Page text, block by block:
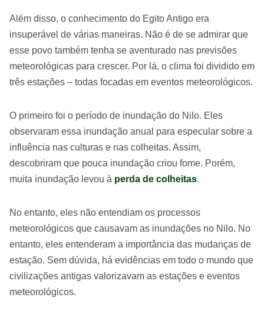
Além disso, o conhecimento do Egito Antigo era
insuperável de várias maneiras. Não é de se admirar que
esse povo também tenha se aventurado nas previsões
meteorológicas para crescer. Por lá, o clima foi dividido em
três estações – todas focadas em eventos meteorológicos.
O primeiro foi o período de inundação do Nilo. Eles
observaram essa inundação anual para especular sobre a
influência nas culturas e nas colheitas. Assim,
descobriram que pouca inundação criou fome. Porém,
muita inundação levou à perda de colheitas.
No entanto, eles não entendiam os processos
meteorológicos que causavam as inundações no Nilo. No
entanto, eles entenderam a importância das mudanças de
estação. Sem dúvida, há evidências em todo o mundo que
civilizações antigas valorizavam as estações e eventos
meteorológicos.